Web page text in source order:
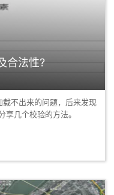
合法性?
不出来的问题，后来发现
几个校验的方法。